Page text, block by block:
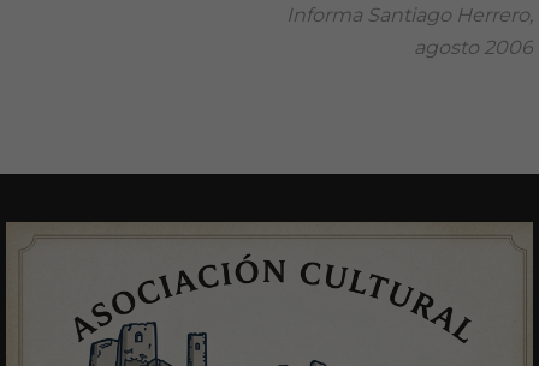
Informa Santiago Herrero,
agosto 2006